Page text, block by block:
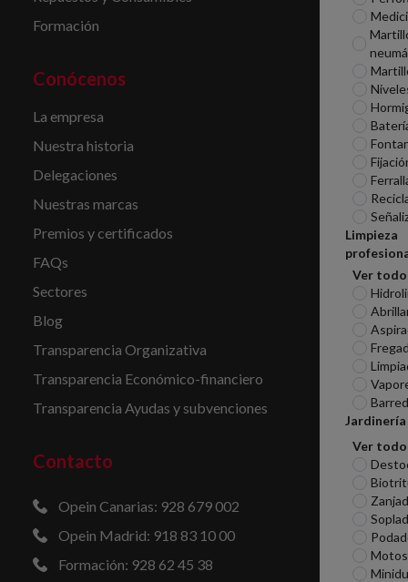
Limpieza
Ver todo
Jardinería
Ver todo
Formación
Conócenos
La empresa
Nuestra historia
Delegaciones
Nuestras marcas
Premios y certificados
FAQs
Sectores
Blog
Transparencia Organizativa
Transparencia Económico-financiero
Transparencia Ayudas y subvenciones
Contacto
Opein Canarias: 928 679 002
Opein Madrid: 918 83 10 00
Formación: 928 62 45 38